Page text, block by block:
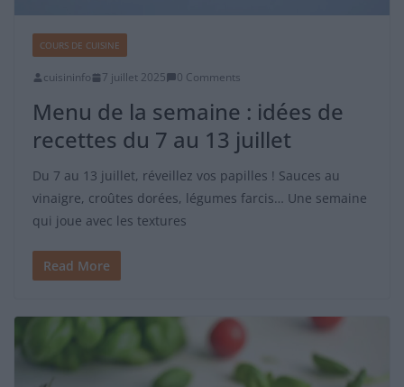
COURS DE CUISINE
cuisininfo 7 juillet 2025 0 Comments
Menu de la semaine : idées de
recettes du 7 au 13 juillet
Du 7 au 13 juillet, réveillez vos papilles ! Sauces au
vinaigre, croûtes dorées, légumes farcis… Une semaine
qui joue avec les textures
Read More